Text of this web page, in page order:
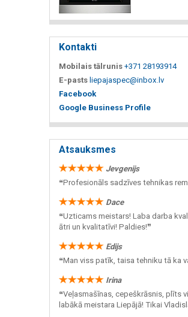
Kontakti
Mobilais tālrunis +371 28193914
E-pasts liepajaspec@inbox.lv
Facebook
Google Business Profile
Atsauksmes
Jevgenijs
❝Profesionāls sadzīves tehnikas
Dace
❝Uzticams meistars! Laba darba
ātri un kvalitatīvi! Paldies!❞
Edijs
❝Man viss patīk, taisa tehniku tā ka
Irina
❝Veļasmašīnas, cepeškrāsnis, plīts
labākā meistara Liepājā! Tikai